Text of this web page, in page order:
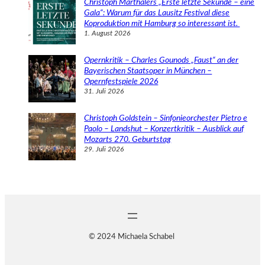
Christoph Marthalers „Erste letzte Sekunde – eine
Gala“: Warum für das Lausitz Festival diese
Koproduktion mit Hamburg so interessant ist.
1. August 2026
Opernkritik – Charles Gounods „Faust“ an der
Bayerischen Staatsoper in München –
Opernfestspiele 2026
31. Juli 2026
Christoph Goldstein – Sinfonieorchester Pietro e
Paolo – Landshut – Konzertkritik – Ausblick auf
Mozarts 270. Geburtstag
29. Juli 2026
© 2024 Michaela Schabel